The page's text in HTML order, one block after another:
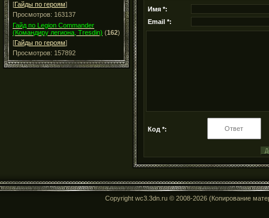
[Гайды по героям]
Просмотров: 163137
Гайд по Legion Commander
(Командиру легиона, Tresdin) (162)
[Гайды по героям]
Просмотров: 157892
Имя *:
Email *:
Код *:
Copyright wc3.3dn.ru © 2008-2026 (Копирование